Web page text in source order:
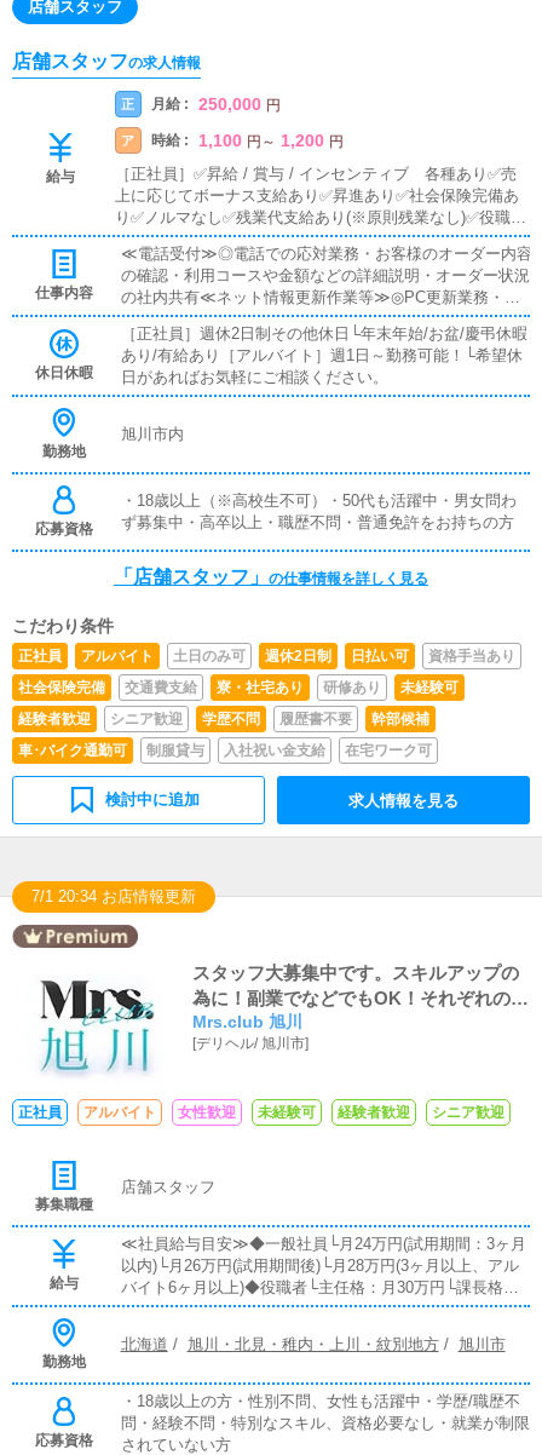
店舗スタッフ
店舗スタッフの求人情報
給与
正 月給 : 250,000 円
ア 時給 : 1,100 円 ～ 1,200 円
［正社員］✅昇給 / 賞与 / インセンティブ 各種あり✅売
上に応じてボーナス支給あり✅昇進あり✅社会保険完備あ
り✅ノルマなし✅残業代支給あり(※原則残業なし)✅役職給
あり✅家族手当あり✅社員寮あり［アルバイト］✅時給11
時～18時 ：時給1,100円〜18時～翌2時 ：時給1,200円〜
✅全額日払い制
仕事内容
≪電話受付≫◎電話での応対業務・お客様のオーダー内容
の確認・利用コースや金額などの詳細説明・オーダー状況
の社内共有≪ネット情報更新作業等≫◎PC更新業務・ボ
タンを押すだけの簡単作業・テキスト打ちも状況に応じて
対応・スキル不要≪キャスト管理※社員≫・日々の出退勤
の確認や体調状況の把握、稼ぐための提案、相談などを行
います。--------------・清掃(スタッフで協力)事務所清掃等を
------【入社時】初日：1日の流れを見学していただきま
す。この業界でのお仕事が初めての方でもご安心くださ
い。ノルマ等もなく、自分のペースでのお仕事が可能で
す。
休日休暇
［正社員］週休2日制その他休日└年末年始/お盆/慶弔休暇
あり/有給あり［アルバイト］週1日～勤務可能！└希望休
日があればお気軽にご相談ください。
勤務地
旭川市内
応募資格
・18歳以上（※高校生不可）・50代も活躍中・男女問わ
ず募集中・高卒以上・職歴不問・普通免許をお持ちの方
「店舗スタッフ」 の仕事情報を詳しく見る
こだわり条件
正社員 アルバイト 土日のみ可 週休2日制 日払い可
資格手当あり
社会保険完備
交通費支給 寮・社宅あり 研修あり
未経験可
経験者歓迎
シニア歓迎 学歴不問 履歴書不要
幹部候補
車･バイク通勤可
制服貸与 入社祝い金支給 在宅ワーク可
検討中に追加 求人情報を見る
7/1 20:34 お店情報更新
スタッフ大募集中です。スキルアップの
為に！副業でなどでもOK！それぞれの目
標に向けて力を合わせて一緒に頑張りま
しょう！
Mrs.club 旭川
[デリヘル/ 旭川市]
正社員 アルバイト 女性歓迎 未経験可 経験者歓迎 シニア歓迎
募集職種
店舗スタッフ
給与
≪社員給与目安≫◆一般社員└月24万円(試用期間：3ヶ月
以内)└月26万円(試用期間後)└月28万円(3ヶ月以上、アル
バイト6ヶ月以上)◆役職者└主任格：月30万円└課長格：
月30万円＋歩合給・以降、次長格、部長格、執行役員、
上記規定に基づき昇進と共に昇給致します。
勤務地
北海道 / 旭川・北見・稚内・上川・紋別地方/ 旭川市
応募資格
・18歳以上の方・性別不問、女性も活躍中・学歴/職歴不
問・経験不問・特別なスキル、資格必要なし・就業が制限
されていない方